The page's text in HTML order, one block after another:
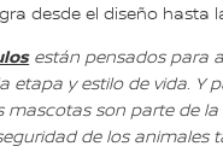
desde el diseño hasta
están pensados para
etapa y estilo de vida. Y
mascotas son parte de la
de los animales